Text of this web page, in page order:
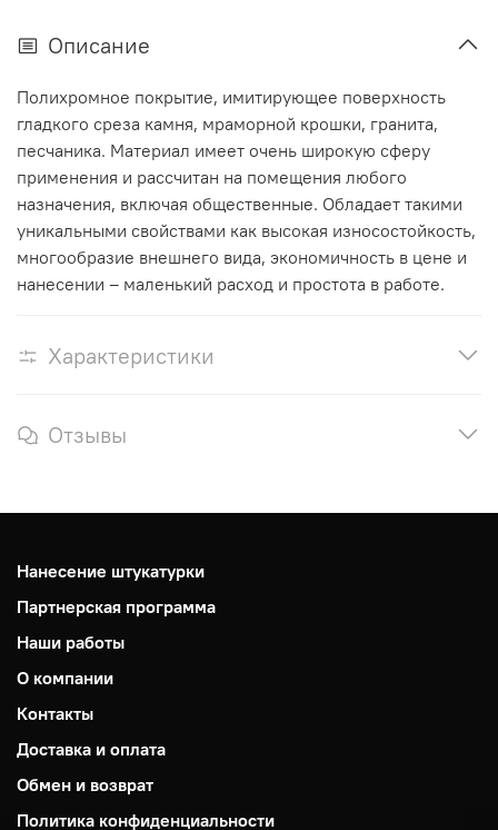
Описание
Полихромное покрытие, имитирующее поверхность
гладкого среза камня, мраморной крошки, гранита,
песчаника. Материал имеет очень широкую сферу
применения и рассчитан на помещения любого
назначения, включая общественные. Обладает такими
уникальными свойствами как высокая износостойкость,
многообразие внешнего вида, экономичность в цене и
нанесении – маленький расход и простота в работе.
Характеристики
Отзывы
Нанесение штукатурки
Партнерская программа
Наши работы
О компании
Контакты
Доставка и оплата
Обмен и возврат
Политика конфиденциальности